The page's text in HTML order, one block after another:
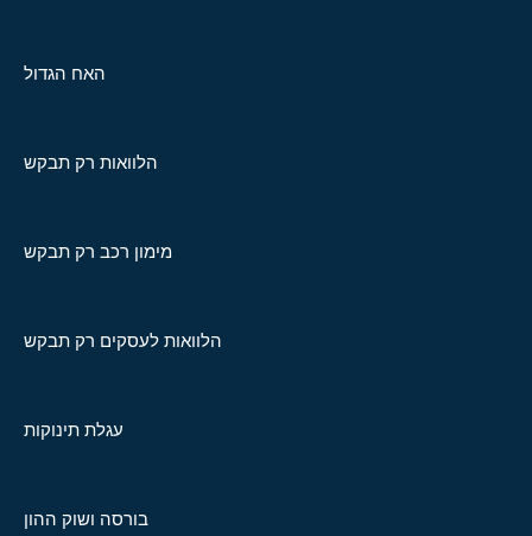
האח הגדול
הלוואות רק תבקש
מימון רכב רק תבקש
הלוואות לעסקים רק תבקש
עגלת תינוקות
בורסה ושוק ההון